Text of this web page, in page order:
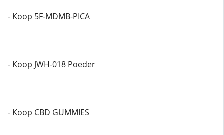
- Koop 5F-MDMB-PICA
- Koop JWH-018 Poeder
- Koop CBD GUMMIES